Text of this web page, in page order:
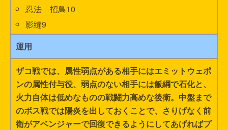
忍法 招鳥10
影縫9
運用
ザコ戦では、属性弱点がある相手にはエミットウェポ
ンの属性付与役、弱点のない相手には飯綱で石化と、
火力自体は低めなものの戦闘力高めな後衛。中盤まで
のボス戦では陽炎を出しておくことで、さりげなく前
衛がアベンジャーで回復できるようにしてあげればプ